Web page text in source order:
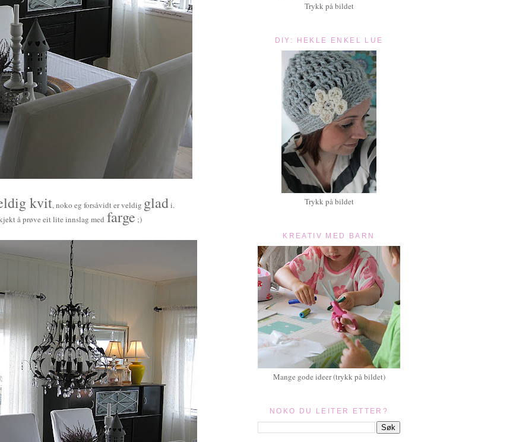
kvit, noko eg forsåvidt er veldig gladi.
å prøve eit lite innslag med farge ;)
Trykk på bildet
DIY: HEKLE ENKEL LUE
Trykk på bildet
KREATIV MED BARN
Mange gode ideer (trykk på bildet)
NOKO DU LEITER ETTER?